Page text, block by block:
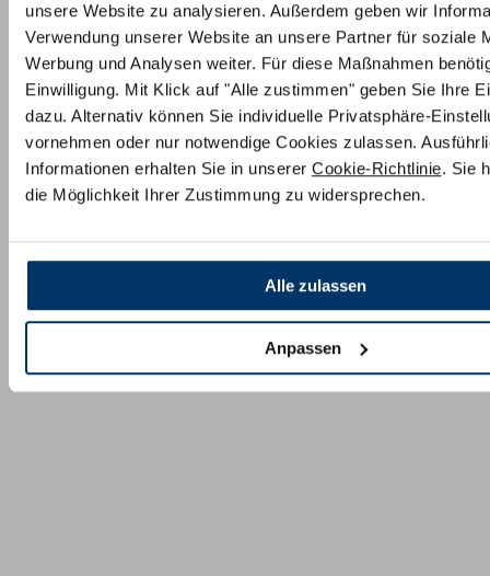
unsere Website zu analysieren. Außerdem geben wir
Verwendung unserer Website an unsere Partner für soziale
Werbung und Analysen weiter. Für diese Maßnahmen
Einwilligung. Mit Klick auf "Alle zustimmen" geben Sie Ihre
dazu. Alternativ können Sie individuelle Privatsphäre-
vornehmen oder nur notwendige Cookies zulassen.
Informationen erhalten Sie in unserer Cookie-Richtlinie. Sie
die Möglichkeit Ihrer Zustimmung zu widersprechen.
Alle zulassen
Anpassen